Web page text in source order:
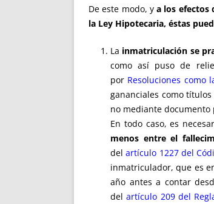
De este modo, ya los efectos
la Ley Hipotecaria, éstas
La inmatriculación se
como así puso de
por Resoluciones como
gananciales como
no mediante documento
En todo caso, es
menos entre el
delartículo 1227 del
inmatriculador, que es
año antes a contar
delartículo 209 del